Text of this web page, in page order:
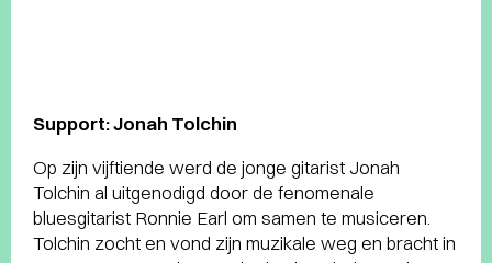
Support: Jonah Tolchin
Op zijn vijftiende werd de jonge gitarist Jonah
Tolchin al uitgenodigd door de fenomenale
bluesgitarist Ronnie Earl om samen te musiceren.
Tolchin zocht en vond zijn muzikale weg en bracht in